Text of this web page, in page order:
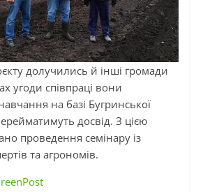
долучились й інші громади
угоди співпраці вони
на базі Бугринської
досвід. З цією
проведення семінару із
та агрономів.